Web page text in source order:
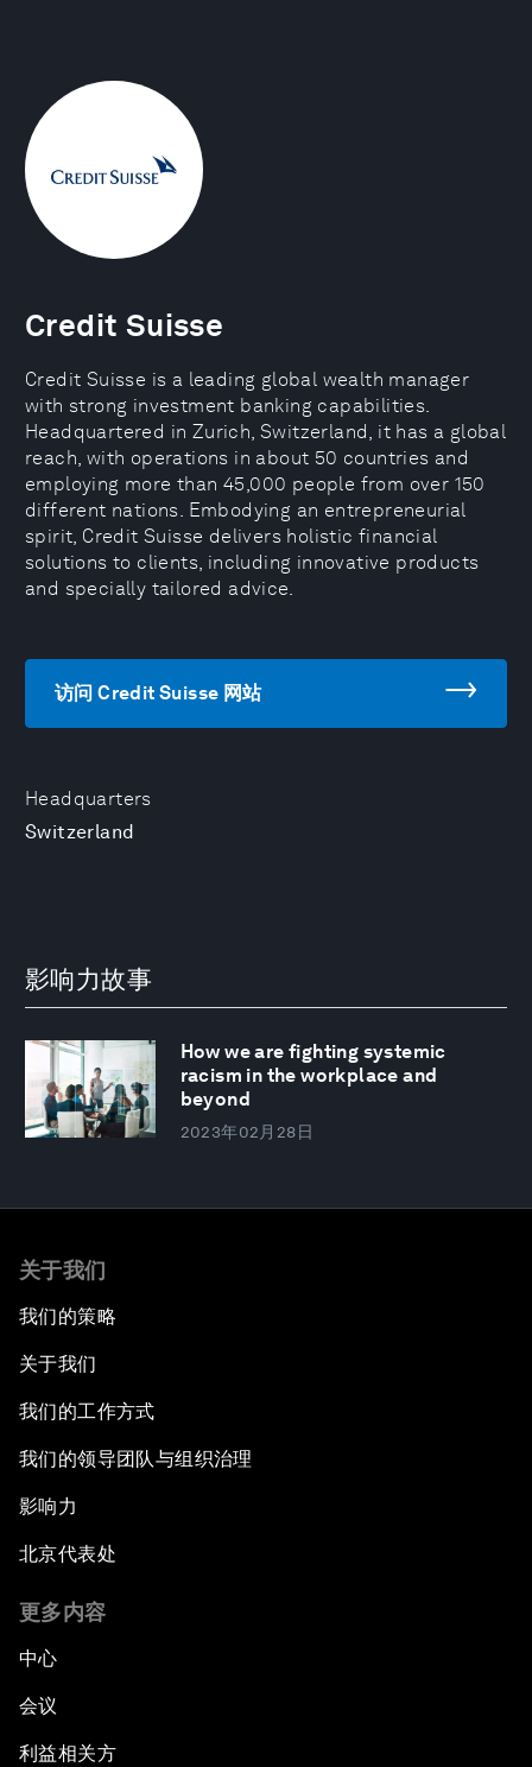
Headquarters
Switzerland
Credit Suisse
Credit Suisse is a leading global wealth manager
with strong investment banking capabilities.
Headquartered in Zurich, Switzerland, it has a global
reach, with operations in about 50 countries and
employing more than 45,000 people from over 150
different nations. Embodying an entrepreneurial
spirit, Credit Suisse delivers holistic financial
solutions to clients, including innovative products
and specially tailored advice.
访问 Credit Suisse 网站
影响力故事
How we are fighting systemic
racism in the workplace and
beyond
2023年02月28日
关于我们
我们的策略
关于我们
我们的工作方式
我们的领导团队与组织治理
影响力
北京代表处
更多内容
中心
会议
利益相关方